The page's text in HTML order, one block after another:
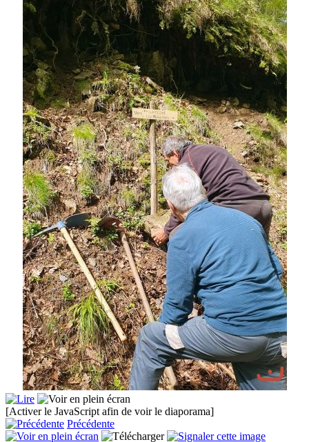
[Activer le JavaScript afin de voir le diaporama]
Précédente